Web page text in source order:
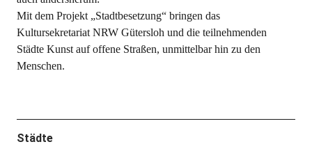
Mit dem Projekt „Stadtbesetzung“ bringen das
Kultursekretariat NRW Gütersloh und die teilnehmenden
Städte Kunst auf offene Straßen, unmittelbar hin zu den
Menschen.
Städte